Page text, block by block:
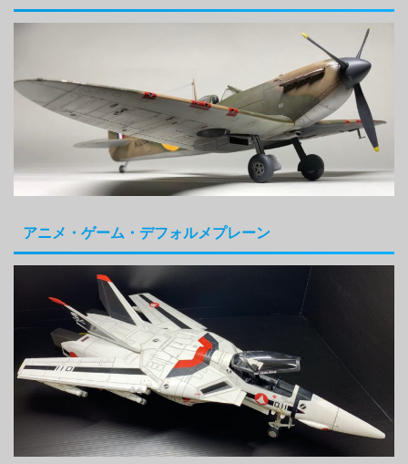
アニメ・ゲーム・デフォルメプレーン